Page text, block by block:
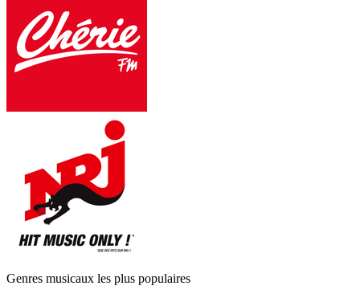
Genres musicaux les plus populaires